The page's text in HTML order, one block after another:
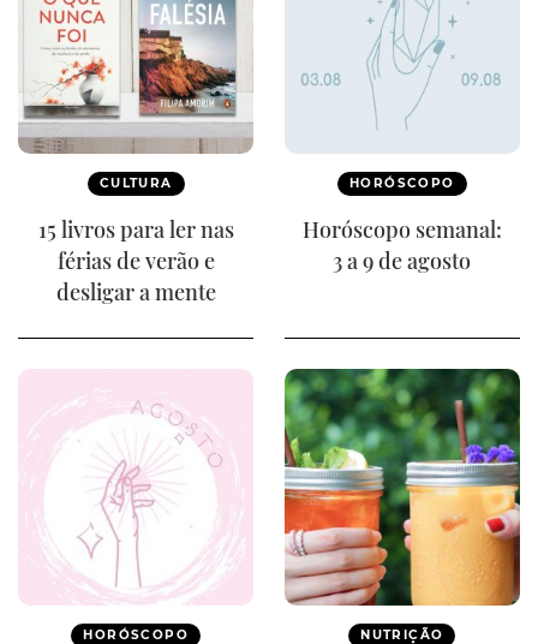
CULTURA
15 livros para ler nas
férias de verão e
desligar a mente
HORÓSCOPO
Horóscopo semanal:
3 a 9 de agosto
HORÓSCOPO NUTRIÇÃO